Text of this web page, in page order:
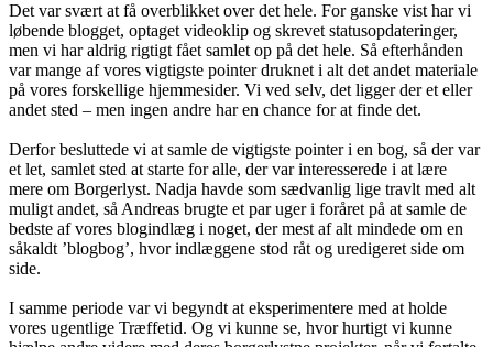
Det var svært at få overblikket over det hele. For ganske vist har vi
løbende blogget, optaget videoklip og skrevet statusopdateringer,
men vi har aldrig rigtigt fået samlet op på det hele. Så efterhånden
var mange af vores vigtigste pointer druknet i alt det andet materiale
på vores forskellige hjemmesider. Vi ved selv, det ligger der et eller
andet sted – men ingen andre har en chance for at finde det.
Derfor besluttede vi at samle de vigtigste pointer i en bog, så der var
et let, samlet sted at starte for alle, der var interesserede i at lære
mere om Borgerlyst. Nadja havde som sædvanlig lige travlt med alt
muligt andet, så Andreas brugte et par uger i foråret på at samle de
bedste af vores blogindlæg i noget, der mest af alt mindede om en
såkaldt ’blogbog’, hvor indlæggene stod råt og uredigeret side om
side.
I samme periode var vi begyndt at eksperimentere med at holde
vores ugentlige Træffetid. Og vi kunne se, hvor hurtigt vi kunne